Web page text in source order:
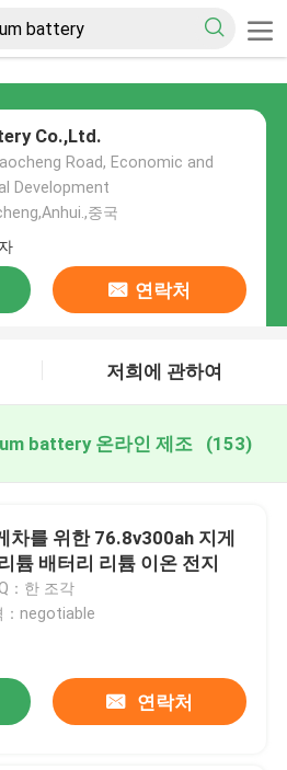
Co.,Ltd.
Road, Economic and
Development
중국
연락처
저희에 관하여
battery 온라인 제조 (153)
차를 위한 76.8v300ah 지게
튬 배터리 리튬 이온 전지
：한 조각
：negotiable
연락처